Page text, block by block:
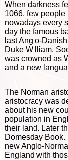
When darkness
1066, few people
nowadays every
day the famous
last Anglo-
Duke William.
was crowned as
and a new
The Norman
aristocracy was
about his new
population in
their land. Later
Domesday Book.
new Anglo-
England with